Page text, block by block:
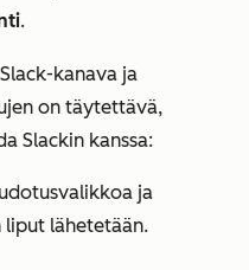
.
kanava ja
on täytettävä,
Slackin kanssa:
ja
liput lähetetään.